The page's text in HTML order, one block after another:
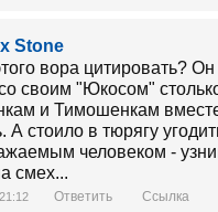
отменить гастроли в
с мужем...
самым хитрым
на следующий день стал
поняли, приведя
Переживший 4-х
России "народный
Stone
вора цитировать?
своим "Юкосом"
и Тимошенкам
А стоило в тюрягу
человеком -
смех...
Ответить Ссылка